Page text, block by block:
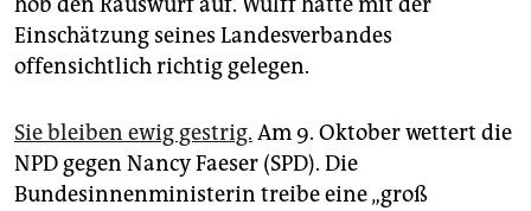
Einschätzung seines Landesverbandes
offensichtlich richtig gelegen.
Sie bleiben ewig gestrig. Am 9. Oktober wettert die
NPD gegen Nancy Faeser (SPD). Die
Bundesinnenministerin treibe eine „groß